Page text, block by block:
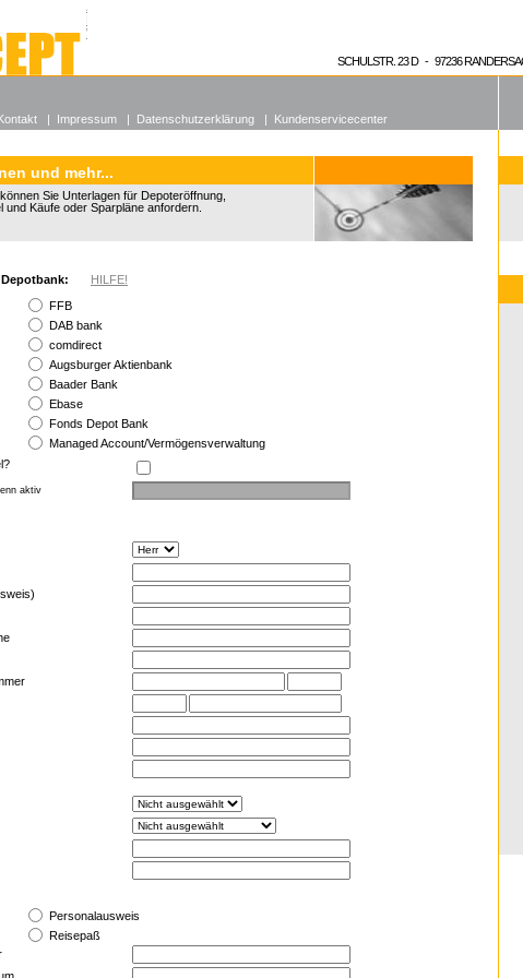
Alle offenen Fonds
Wieso Hedgefonds?
SCHULSTR. 23 D - 97236
und mehr...
Sie Unterlagen für Depoteröffnung,
und Käufe oder Sparpläne anfordern.
HILFE!
FFB
DAB bank
comdirect
Augsburger Aktienbank
Baader Bank
Ebase
Fonds Depot Bank
Managed Account/Vermögensverwaltung
aktiv
Personalausweis
Reisepaß
| Impressum | Datenschutzerklärung | Kundenservicecenter